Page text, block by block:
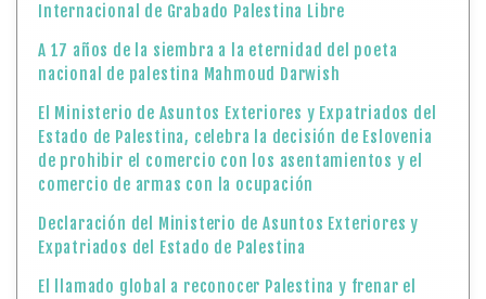
Internacional de Grabado Palestina Libre
A 17 años de la siembra a la eternidad del poeta
nacional de palestina Mahmoud Darwish
El Ministerio de Asuntos Exteriores y Expatriados del
Estado de Palestina, celebra la decisión de Eslovenia
de prohibir el comercio con los asentamientos y el
comercio de armas con la ocupación
Declaración del Ministerio de Asuntos Exteriores y
Expatriados del Estado de Palestina
El llamado global a reconocer Palestina y frenar el